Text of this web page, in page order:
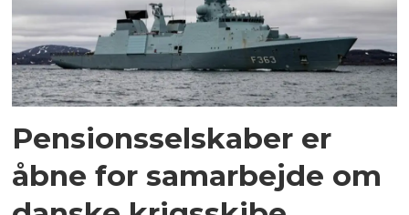
Pensionsselskaber er
åbne for samarbejde om